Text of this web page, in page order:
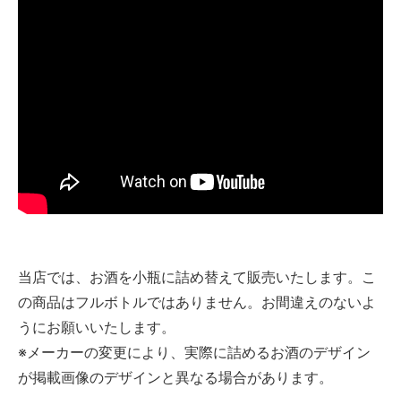
当店では、お酒を小瓶に詰め替えて販売いたします。こ
の商品はフルボトルではありません。お間違えのないよ
うにお願いいたします。
※メーカーの変更により、実際に詰めるお酒のデザイン
が掲載画像のデザインと異なる場合があります。